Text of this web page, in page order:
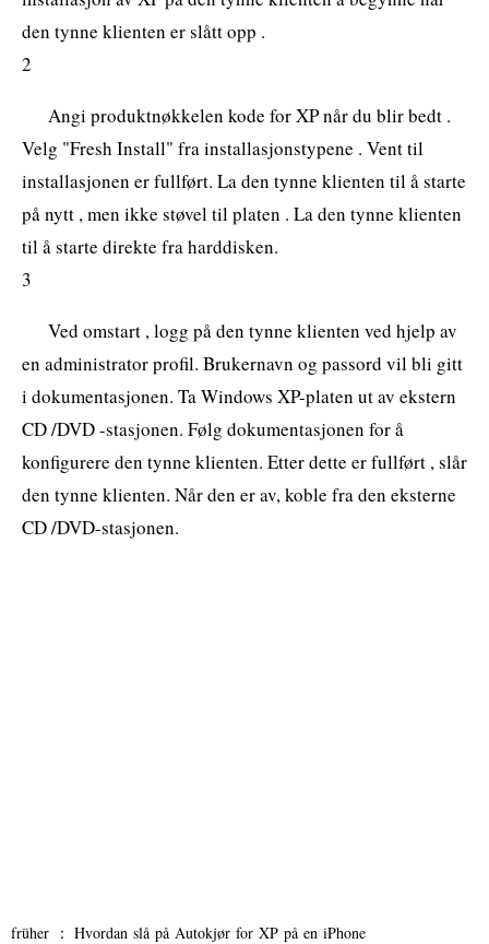
den tynne klienten er slått opp .
2
Angi produktnøkkelen kode for XP når du blir bedt .
Velg "Fresh Install" fra installasjonstypene . Vent til
installasjonen er fullført. La den tynne klienten til å starte
på nytt , men ikke støvel til platen . La den tynne klienten
til å starte direkte fra harddisken.
3
Ved omstart , logg på den tynne klienten ved hjelp av
en administrator profil. Brukernavn og passord vil bli gitt
i dokumentasjonen. Ta Windows XP-platen ut av ekstern
CD /DVD -stasjonen. Følg dokumentasjonen for å
konfigurere den tynne klienten. Etter dette er fullført , slår
den tynne klienten. Når den er av, koble fra den eksterne
CD /DVD-stasjonen.
früher ： Hvordan slå på Autokjør for XP på en iPhone